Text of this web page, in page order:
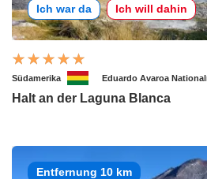
Ich war da Ich will dahin
Südamerika Eduardo Avaroa
Halt an der Laguna Blanca
Entfernung 10 km